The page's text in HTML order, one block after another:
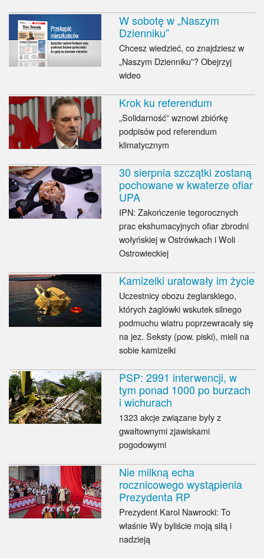
W sobotę w „Naszym
Dzienniku”
Chcesz wiedzieć, co znajdziesz w
„Naszym Dzienniku”? Obejrzyj
wideo
Krok ku referendum
„Solidarność” wznowi zbiórkę
podpisów pod referendum
klimatycznym
30 sierpnia szczątki zostaną
pochowane w kwaterze ofiar
UPA
IPN: Zakończenie tegorocznych
prac ekshumacyjnych ofiar zbrodni
wołyńskiej w Ostrówkach i Woli
Ostrowieckiej
Kamizelki uratowały im życie
Uczestnicy obozu żeglarskiego,
których żaglówki wskutek silnego
podmuchu wiatru poprzewracały się
na jez. Seksty (pow. piski), mieli na
sobie kamizelki
PSP: 2991 interwencji, w
tym ponad 1000 po burzach
i wichurach
1323 akcje związane były z
gwałtownymi zjawiskami
pogodowymi
Nie milkną echa
rocznicowego wystąpienia
Prezydenta RP
Prezydent Karol Nawrocki: To
właśnie Wy byliście moją siłą i
nadzieją